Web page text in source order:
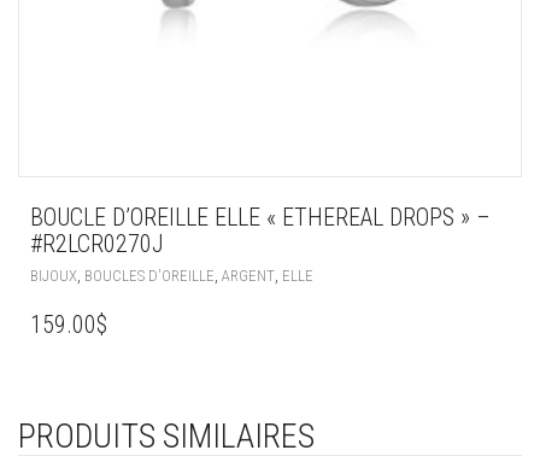
BOUCLE D’OREILLE ELLE « ETHEREAL DROPS » –
#R2LCR0270J
BIJOUX BOUCLES D'OREILLE ARGENT ELLE
159.00$
PRODUITS SIMILAIRES